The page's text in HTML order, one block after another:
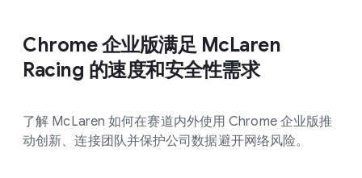
Chrome 企业版满足 McLaren
Racing 的速度和安全性需求
了解 McLaren 如何在赛道内外使用 Chrome 企业版推
动创新、连接团队并保护公司数据避开网络风险。